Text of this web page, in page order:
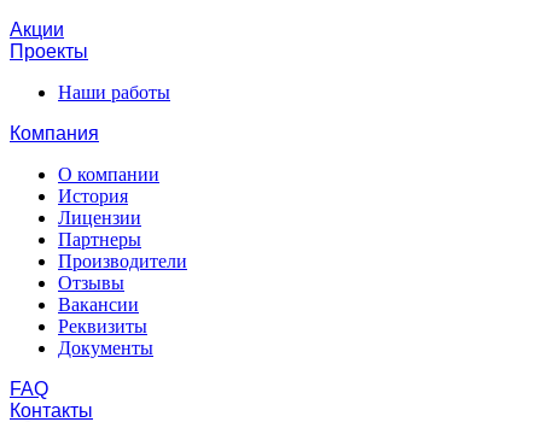
Акции
Проекты
Наши работы
Компания
О компании
История
Лицензии
Партнеры
Производители
Отзывы
Вакансии
Реквизиты
Документы
FAQ
Контакты